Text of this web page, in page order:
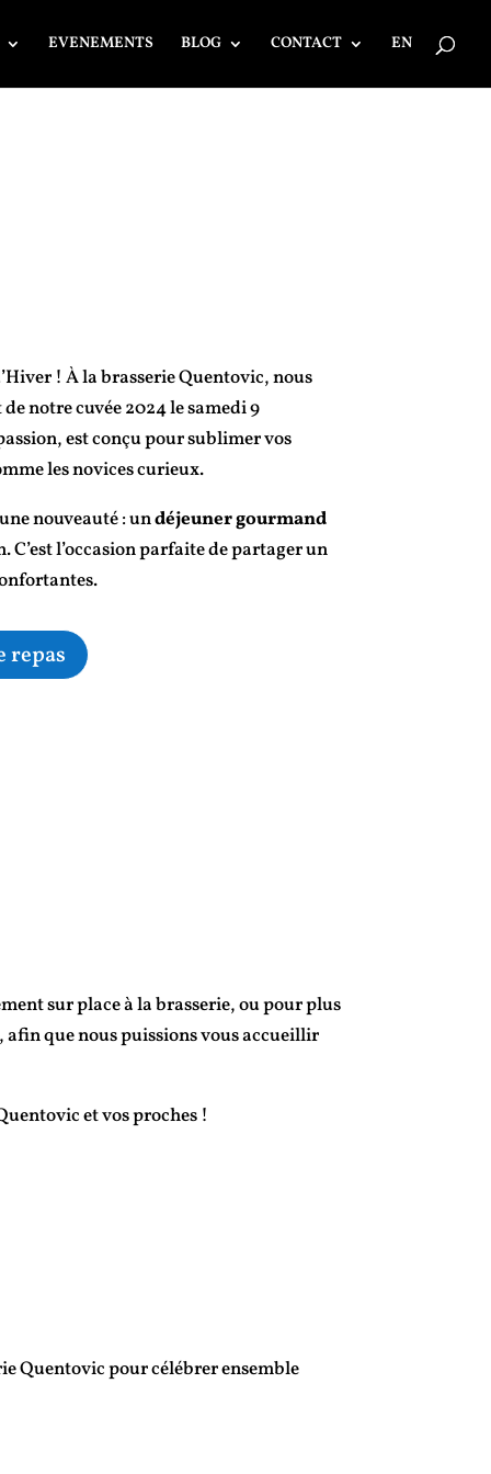
EVENEMENTS BLOG CONTACT EN
! À la brasserie Quentovic, nous
notre cuvée 2024 le samedi 9
est conçu pour sublimer vos
les novices curieux.
nouveauté : undéjeuner gourmand
l’occasion parfaite de partager un
repas
sur place à la brasserie, ou pour plus
que nous puissions vous accueillir
et vos proches !
Quentovic pour célébrer ensemble